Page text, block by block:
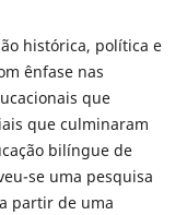
histórica, política e
ênfase nas
que
que culminaram
bilíngue de
se uma pesquisa
partir de uma